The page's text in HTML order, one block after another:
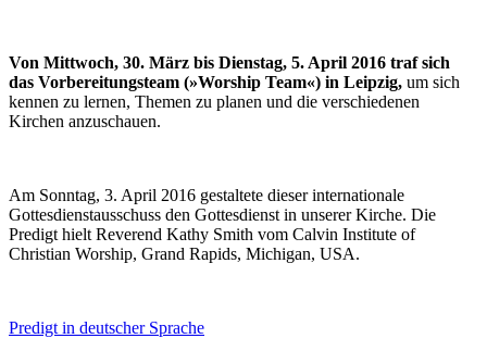
Von Mittwoch, 30. März bis Dienstag, 5. April 2016 traf sich
das Vorbereitungsteam (»Worship Team«) in Leipzig, um sich
kennen zu lernen, Themen zu planen und die verschiedenen
Kirchen anzuschauen.
Am Sonntag, 3. April 2016 gestaltete dieser internationale
Gottesdienstausschuss den Gottesdienst in unserer Kirche. Die
Predigt hielt Reverend Kathy Smith vom Calvin Institute of
Christian Worship, Grand Rapids, Michigan, USA.
Predigt in deutscher Sprache